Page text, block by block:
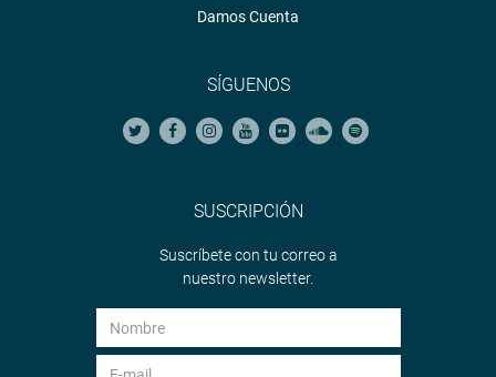
Damos Cuenta
SÍGUENOS
SUSCRIPCIÓN
Suscríbete con tu correo a
nuestro newsletter.